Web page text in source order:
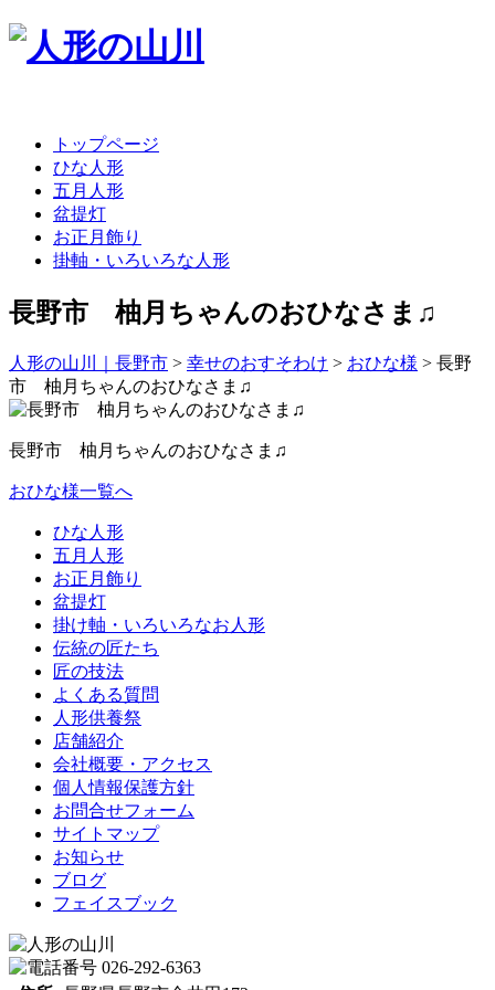
トップページ
ひな人形
五月人形
盆提灯
お正月飾り
掛軸・いろいろな人形
長野市 柚月ちゃんのおひなさま♫
人形の山川｜長野市 > 幸せのおすそわけ > おひな様 > 長野
市 柚月ちゃんのおひなさま♫
長野市 柚月ちゃんのおひなさま♫
おひな様一覧へ
ひな人形
五月人形
お正月飾り
盆提灯
掛け軸・いろいろなお人形
伝統の匠たち
匠の技法
よくある質問
人形供養祭
店舗紹介
会社概要・アクセス
個人情報保護方針
お問合せフォーム
サイトマップ
お知らせ
ブログ
フェイスブック